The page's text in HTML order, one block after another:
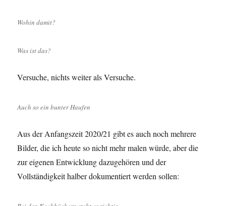
Wohin damit?
Was ist das?
Versuche, nichts weiter als Versuche.
Auch so ein bunter Haufen
Aus der Anfangszeit 2020/21 gibt es auch noch mehrere
Bilder, die ich heute so nicht mehr malen würde, aber die
zur eigenen Entwicklung dazugehören und der
Vollständigkeit halber dokumentiert werden sollen: